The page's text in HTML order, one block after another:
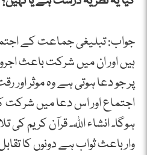
جواب: تبلیغی جماعت کے
ہیں اور ان میں شرکت باعث
پر جو دعا ہوتی ہے وہ موثر اور
اجتماع اور اس دعا میں شرکت
ہوگا۔ انشاء اﷲ۔ قرآن کریم کی
وار باعث ثواب ہے دونوں کا